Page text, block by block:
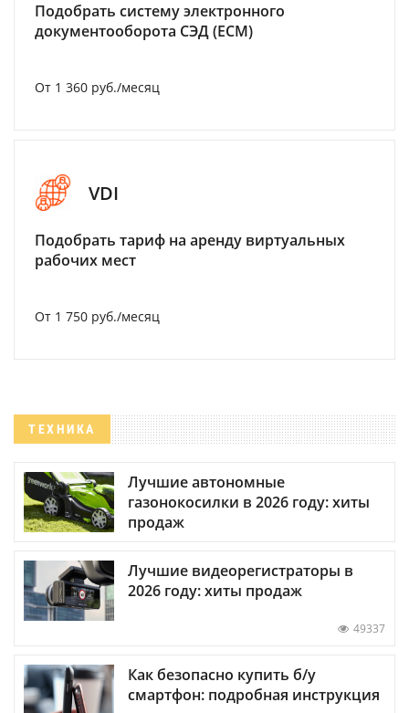
Подобрать систему электронного
документооборота СЭД (ECM)
От 1 360 руб./месяц
VDI
Подобрать тариф на аренду виртуальных
рабочих мест
От 1 750 руб./месяц
ТЕХНИКА
Лучшие автономные
газонокосилки в 2026 году: хиты
продаж
Лучшие видеорегистраторы в
2026 году: хиты продаж
49337
Как безопасно купить б/у
смартфон: подробная инструкция